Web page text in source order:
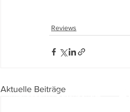
Reviews
Aktuelle Beiträge
Impressum IDatenschutz